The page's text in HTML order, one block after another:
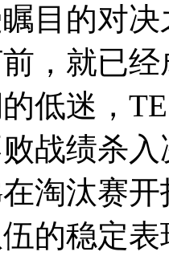
目的对
，就已
低迷，
战绩杀
淘汰赛
的稳定